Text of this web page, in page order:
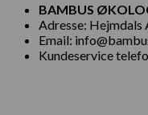
BAMBUS
Adresse: Hejmdals
Email:
Kundeservice